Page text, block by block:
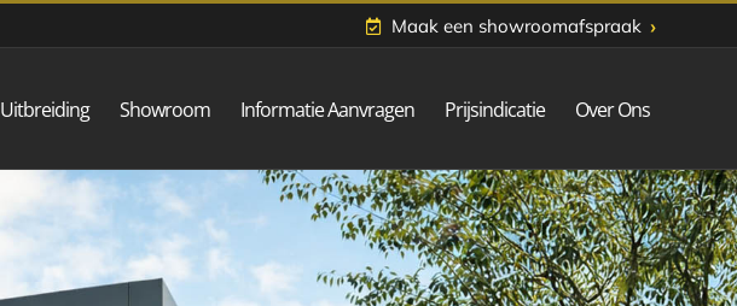
Maak een showroomafspraak ›
Uitbreiding Showroom Informatie Aanvragen Prijsindicatie Over Ons